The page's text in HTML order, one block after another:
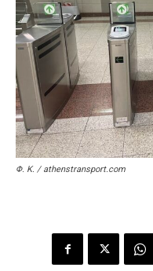
Φ. Κ. / athenstransport.com